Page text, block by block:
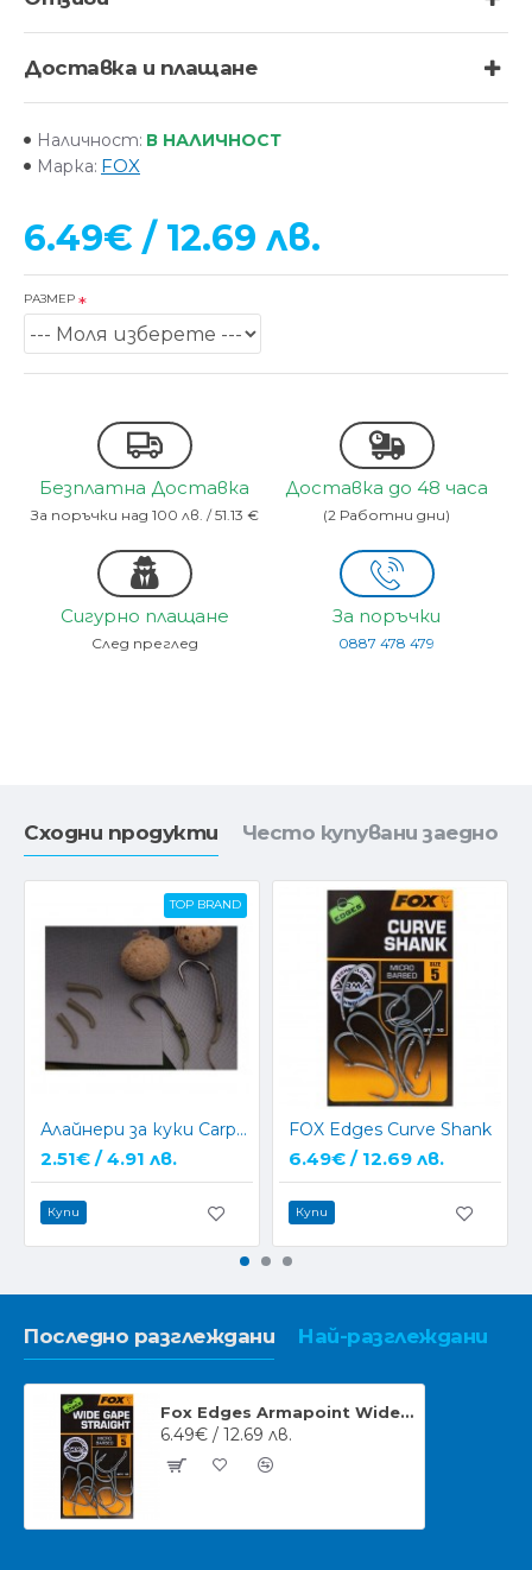
Доставка и плащане
Наличност: В НАЛИЧНОСТ
Марка: FOX
6.49€ / 12.69 лв.
РАЗМЕР
Безплатна Доставка
За поръчки над 100 лв. / 51.13 €
Доставка до 48 часа
(2 Работни дни)
Сигурно плащане
След преглед
За поръчки
0887 478 479
Сходни продукти Често купувани заедно
TOP BRAND
Алайнери за куки CarpMax Tackle Kickers
2.51€ / 4.91 лв.
Купи
FOX Edges Curve Shank
6.49€ / 12.69 лв.
Купи
Последно разглеждани Най-разглеждани
Fox Edges Armapoint Wide Gape Straight
6.49€ / 12.69 лв.